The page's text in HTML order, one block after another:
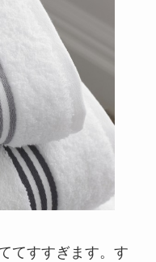
てすすぎます。す